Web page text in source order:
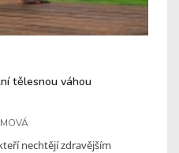
tělesnou váhou
nechtějí zdravějším